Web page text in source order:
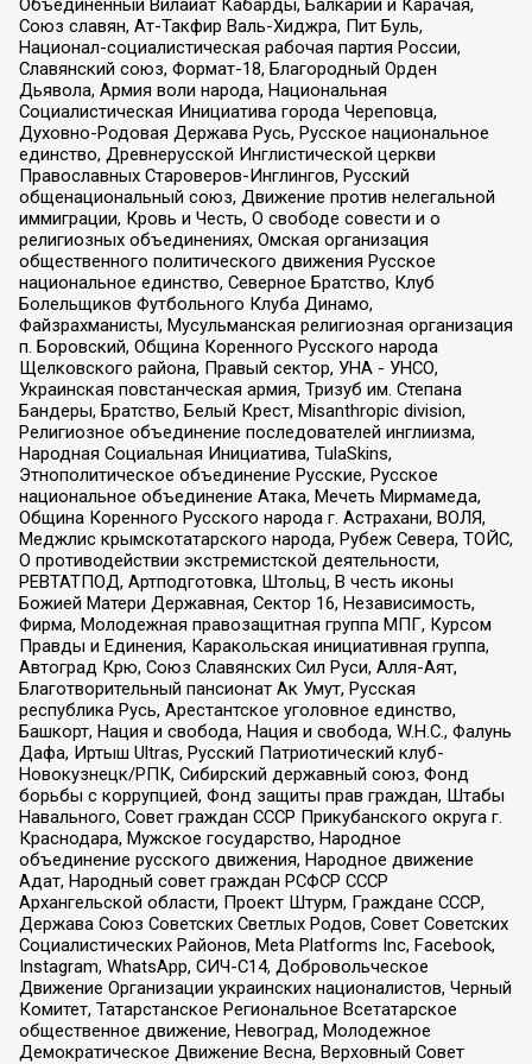
Союз славян, Ат-Такфир Валь-Хиджра, Пит Буль,
Национал-социалистическая рабочая партия России,
Славянский союз, Формат-18, Благородный Орден
Дьявола, Армия воли народа, Национальная
Социалистическая Инициатива города Череповца,
Духовно-Родовая Держава Русь, Русское национальное
единство, Древнерусской Инглистической церкви
Православных Староверов-Инглингов, Русский
общенациональный союз, Движение против нелегальной
иммиграции, Кровь и Честь, О свободе совести и о
религиозных объединениях, Омская организация
общественного политического движения Русское
национальное единство, Северное Братство, Клуб
Болельщиков Футбольного Клуба Динамо,
Файзрахманисты, Мусульманская религиозная организация
п. Боровский, Община Коренного Русского народа
Щелковского района, Правый сектор, УНА - УНСО,
Украинская повстанческая армия, Тризуб им. Степана
Бандеры, Братство, Белый Крест, Misanthropic division,
Религиозное объединение последователей инглиизма,
Народная Социальная Инициатива, TulaSkins,
Этнополитическое объединение Русские, Русское
национальное объединение Атака, Мечеть Мирмамеда,
Община Коренного Русского народа г. Астрахани, ВОЛЯ,
Меджлис крымскотатарского народа, Рубеж Севера, ТОЙС,
О противодействии экстремистской деятельности,
РЕВТАТПОД, Артподготовка, Штольц, В честь иконы
Божией Матери Державная, Сектор 16, Независимость,
Фирма, Молодежная правозащитная группа МПГ, Курсом
Правды и Единения, Каракольская инициативная группа,
Автоград Крю, Союз Славянских Сил Руси, Алля-Аят,
Благотворительный пансионат Ак Умут, Русская
республика Русь, Арестантское уголовное единство,
Башкорт, Нация и свобода, Нация и свобода, W.H.С., Фалунь
Дафа, Иртыш Ultras, Русский Патриотический клуб-
Новокузнецк/РПК, Сибирский державный союз, Фонд
борьбы с коррупцией, Фонд защиты прав граждан, Штабы
Навального, Совет граждан СССР Прикубанского округа г.
Краснодара, Мужское государство, Народное
объединение русского движения, Народное движение
Адат, Народный совет граждан РСФСР СССР
Архангельской области, Проект Штурм, Граждане СССР,
Держава Союз Советских Светлых Родов, Совет Советских
Социалистических Районов, Meta Platforms Inc, Facebook,
Instagram, WhatsApp, СИЧ-С14, Добровольческое
Движение Организации украинских националистов, Черный
Комитет, Татарстанское Региональное Всетатарское
общественное движение, Невоград, Молодежное
Демократическое Движение Весна, Верховный Совет